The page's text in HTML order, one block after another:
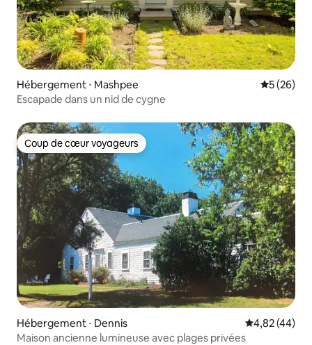
Hébergement ⋅ Mashpee
5 (26)
Escapade dans un nid de cygne
Coup de cœur voyageurs
Coup de cœur voyageurs
Hébergement ⋅ Dennis Évaluation
4,82 (44)
Maison ancienne lumineuse avec plages privées